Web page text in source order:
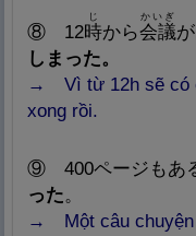
⑧12時
じ
から会議
かいぎ
しまった。
→ Vì từ 12h sẽ có
xong rồi.
⑨400ページもあ
った。
→ Một câu